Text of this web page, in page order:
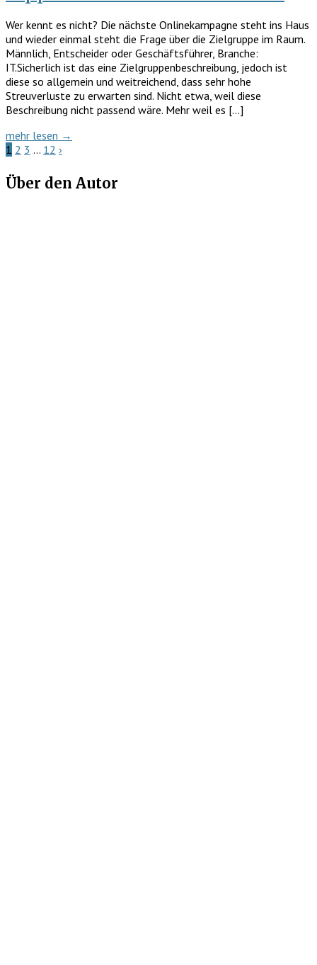
Wer kennt es nicht? Die nächste Onlinekampagne steht ins Haus
und wieder einmal steht die Frage über die Zielgruppe im Raum.
Männlich, Entscheider oder Geschäftsführer, Branche:
IT.Sicherlich ist das eine Zielgruppenbeschreibung, jedoch ist
diese so allgemein und weitreichend, dass sehr hohe
Streuverluste zu erwarten sind. Nicht etwa, weil diese
Beschreibung nicht passend wäre. Mehr weil es […]
mehr lesen →
1 2 3 … 12 ›
Über den Autor